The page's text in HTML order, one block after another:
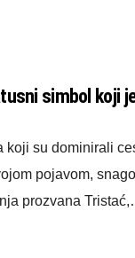
simbol koji
koji su dominirali
pojavom,
prozvana